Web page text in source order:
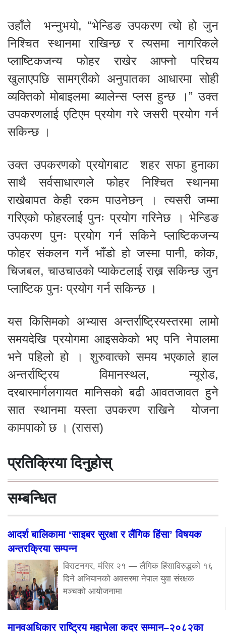
उहाँले भन्नुभयो, “भेन्डिङ उपकरण त्यो हो जुन
निश्चित स्थानमा राखिन्छ र त्यसमा नागरिकले
प्लाष्टिकजन्य फोहर राखेर आफ्नो परिचय
खुलाएपछि सामग्रीको अनुपातका आधारमा सोही
व्यक्तिको मोबाइलमा ब्यालेन्स प्लस हुन्छ ।” उक्त
उपकरणलाई एटिएम प्रयोग गरे जसरी प्रयोग गर्न
सकिन्छ ।
उक्त उपकरणको प्रयोगबाट शहर सफा हुनाका
साथै सर्वसाधारणले फोहर निश्चित स्थानमा
राखेबापत केही रकम पाउनेछन् । त्यसरी जम्मा
गरिएको फोहरलाई पुनः प्रयोग गरिनेछ । भेन्डिङ
उपकरण पुनः प्रयोग गर्न सकिने प्लाष्टिकजन्य
फोहर संकलन गर्ने भाँडो हो जस्मा पानी, कोक,
चिजबल, चाउचाउको प्याकेटलाई राख्न सकिन्छ जुन
प्लाष्टिक पुनः प्रयोग गर्न सकिन्छ ।
यस किसिमको अभ्यास अन्तर्राष्ट्रियस्तरमा लामो
समयदेखि प्रयोगमा आइसकेको भए पनि नेपालमा
भने पहिलो हो । शुरुवात्को समय भएकाले हाल
अन्तर्राष्ट्रिय विमानस्थल, न्यूरोड,
दरबारमार्गलगायत मानिसको बढी आवतजावत हुने
सात स्थानमा यस्ता उपकरण राखिने योजना
कामपाको छ । (रासस)
प्रतिक्रिया दिनुहोस्
सम्बन्धित
आदर्श बालिकामा ‘साइबर सुरक्षा र लैंगिक हिंसा’ विषयक
अन्तरक्रिया सम्पन्न
विराटनगर, मंसिर २१ — लैंगिक हिंसाविरुद्धको १६
दिने अभियानको अवसरमा नेपाल युवा संरक्षक
मञ्चको आयोजनामा
मानवअधिकार राष्ट्रिय महाभेला कदर सम्मान–२०८२का